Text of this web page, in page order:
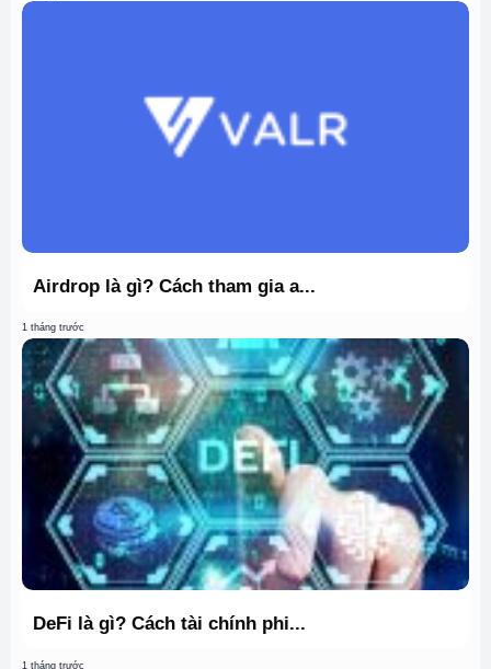
Airdrop là gì? Cách tham gia a...
1 tháng trước
DeFi là gì? Cách tài chính phi...
1 tháng trước